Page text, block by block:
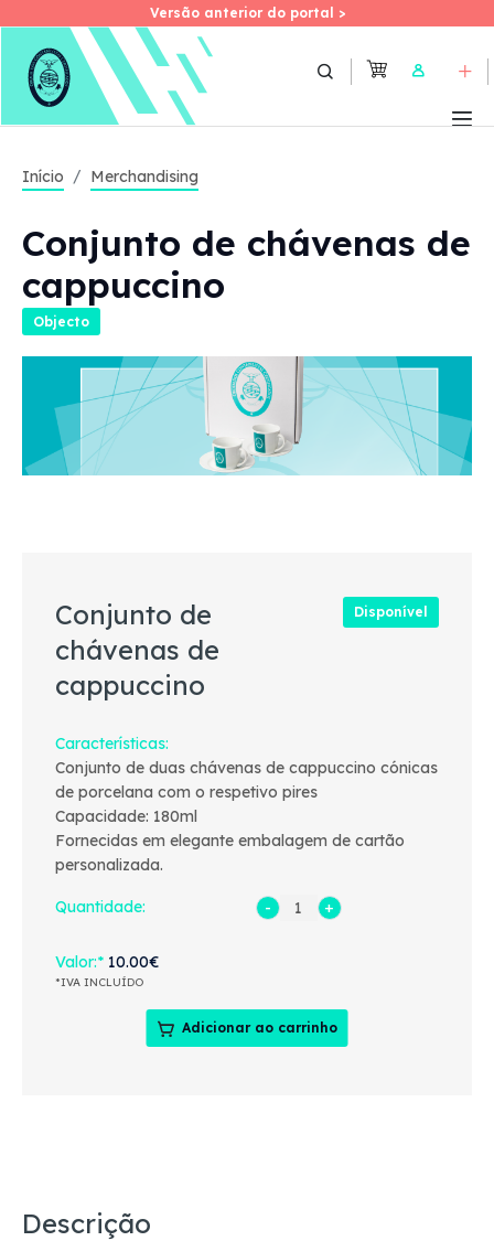
Skip
Versão anterior do portal >
Versão anterior do portal >
User
Início Merchandising
Conjunto de chávenas de
cappuccino
Objecto
Conjunto de
chávenas de
cappuccino
Disponível
Características
Conjunto de duas chávenas de cappuccino cónicas
de porcelana com o respetivo pires
Capacidade: 180ml
Fornecidas em elegante embalagem de cartão
personalizada.
Quantidade:
Valor 10.00€
*IVA INCLUÍDO
Adicionar ao carrinho
Descrição